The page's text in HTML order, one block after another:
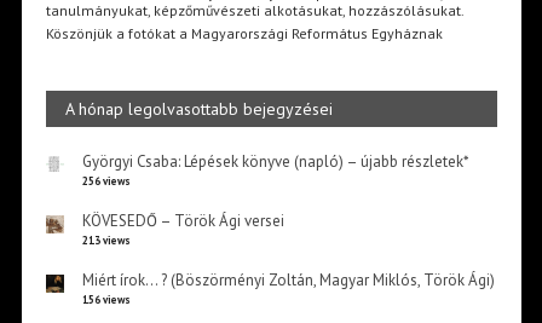
tanulmányukat, képzőművészeti alkotásukat, hozzászólásukat.
Köszönjük a fotókat a Magyarországi Református Egyháznak
A hónap legolvasottabb bejegyzései
Györgyi Csaba: Lépések könyve (napló) – újabb részletek*
256 views
KÖVESEDŐ – Török Ági versei
213 views
Miért írok… ? (Böszörményi Zoltán, Magyar Miklós, Török Ági)
156 views